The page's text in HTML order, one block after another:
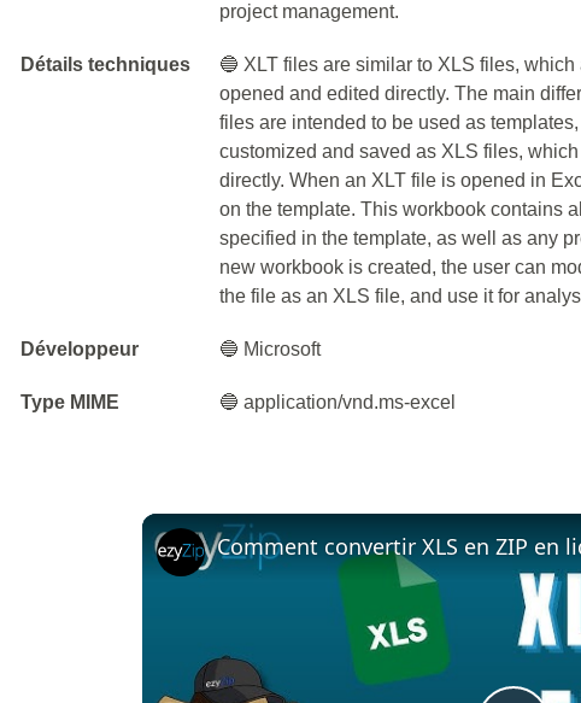
project management.
Détails techniques
🔵 XLT files are similar to XLS files,
opened and edited directly. The main
files are intended to be used as
customized and saved as XLS files,
directly. When an XLT file is opened in
on the template. This workbook contains
specified in the template, as well as any
new workbook is created, the user can
the file as an XLS file, and use it for
Développeur 🔵 Microsoft
Type MIME 🔵 application/vnd.ms-excel
Comment convertir XLS en ZIP en